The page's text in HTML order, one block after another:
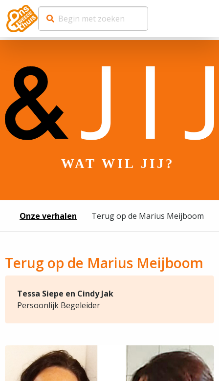
WAT WIL JIJ?
Onze verhalen Terug op de Marius Meijboom
Terug op de Marius Meijboom
Tessa Siepe en Cindy Jak
Persoonlijk Begeleider